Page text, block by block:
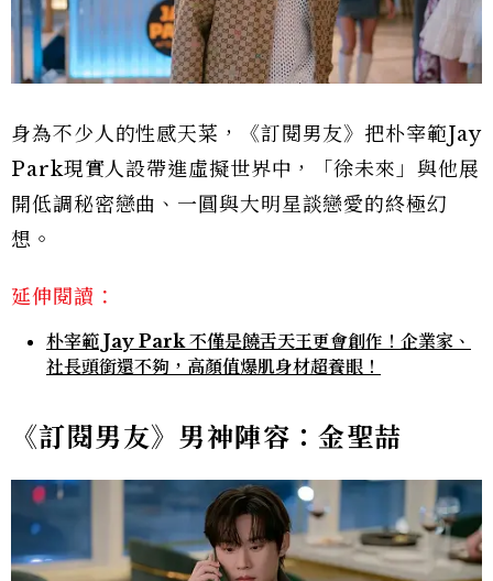
身為不少人的性感天菜，《訂閱男友》把朴宰範Jay
Park現實人設帶進虛擬世界中，「徐未來」與他展
開低調秘密戀曲、一圓與大明星談戀愛的終極幻
想。
延伸閱讀：
朴宰範 Jay Park 不僅是饒舌天王更會創作！企業家、
社長頭銜還不夠，高顏值爆肌身材超養眼！
《訂閱男友》男神陣容：金聖喆